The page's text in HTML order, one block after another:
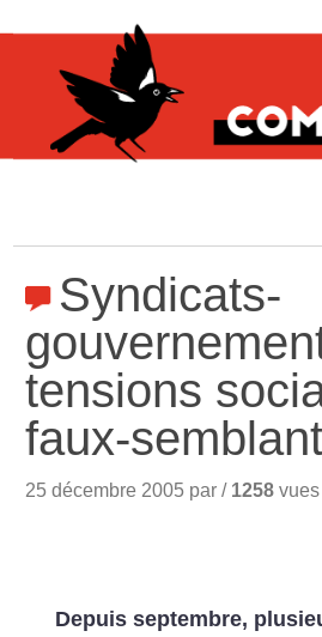
Syndicats-
tensions
faux-
25 décembre 2005 par / 1258 vues
Depuis septembre,